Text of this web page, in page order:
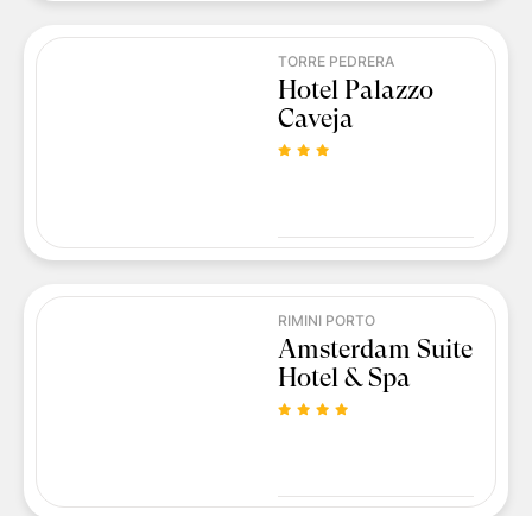
TORRE PEDRERA
Hotel Palazzo
Caveja
RIMINI PORTO
Amsterdam Suite
Hotel & Spa